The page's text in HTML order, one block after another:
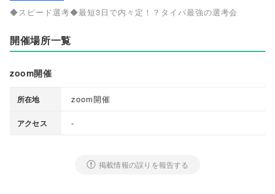
◆スピード選考◆最短3日で内々定！？タイパ最強の選考会
開催場所一覧
zoom開催
所在地 zoom開催
アクセス -
掲載情報の誤りを報告する